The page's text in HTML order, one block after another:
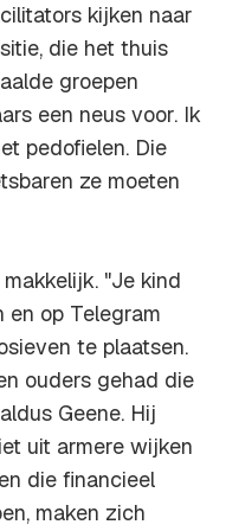
kijken naar
die het thuis
groepen
een neus voor. Ik
pedofielen. Die
ze moeten
"Je kind
en op Telegram
te plaatsen.
ouders gehad die
Geene. Hij
uit armere wijken
die financieel
maken zich